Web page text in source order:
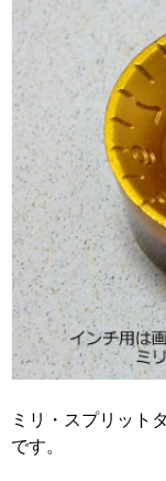
ミリ・スプリット
です。